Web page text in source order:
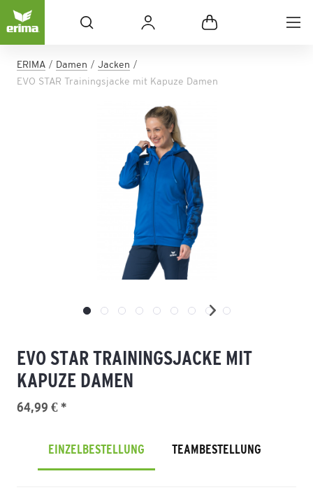
ERIMA Damen
Jacken
EVO STAR Trainingsjacke mit Kapuze Damen
EVO STAR TRAININGSJACKE MIT
KAPUZE DAMEN
64,99 € *
EINZELBESTELLUNG TEAMBESTELLUNG